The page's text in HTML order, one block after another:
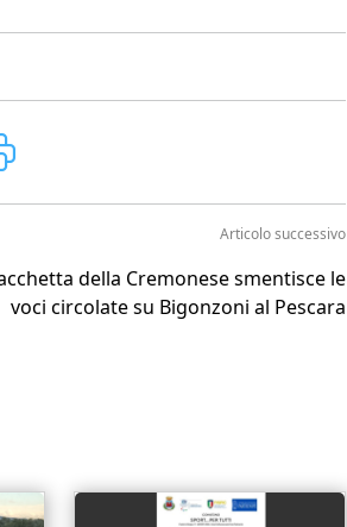
Articolo successivo
della Cremonese smentisce le
voci circolate su Bigonzoni al Pescara